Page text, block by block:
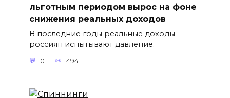
льготным периодом вырос на фоне
снижения реальных доходов
В последние годы реальные доходы
россиян испытывают давление.
0 494